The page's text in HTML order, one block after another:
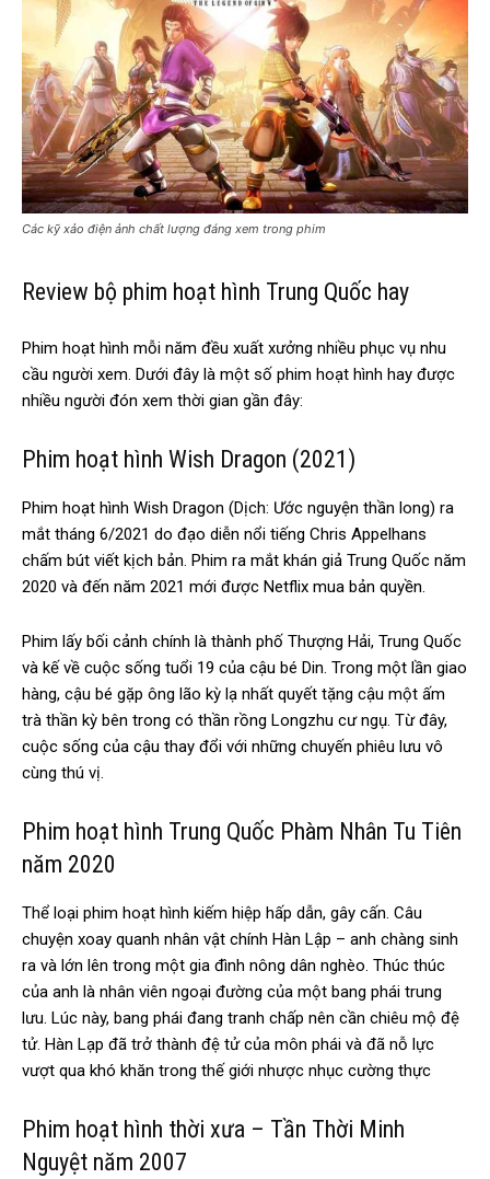
Các kỹ xảo điện ảnh chất lượng đáng xem trong phim
Review bộ phim hoạt hình Trung Quốc hay
Phim hoạt hình mỗi năm đều xuất xưởng nhiều phục vụ nhu
cầu người xem. Dưới đây là một số phim hoạt hình hay được
nhiều người đón xem thời gian gần đây:
Phim hoạt hình Wish Dragon (2021)
Phim hoạt hình Wish Dragon (Dịch: Ước nguyện thần long) ra
mắt tháng 6/2021 do đạo diễn nổi tiếng Chris Appelhans
chấm bút viết kịch bản. Phim ra mắt khán giả Trung Quốc năm
2020 và đến năm 2021 mới được Netflix mua bản quyền.
Phim lấy bối cảnh chính là thành phố Thượng Hải, Trung Quốc
và kế về cuộc sống tuổi 19 của cậu bé Din. Trong một lần giao
hàng, cậu bé gặp ông lão kỳ lạ nhất quyết tặng cậu một ấm
trà thần kỳ bên trong có thần rồng Longzhu cư ngụ. Từ đây,
cuộc sống của cậu thay đổi với những chuyến phiêu lưu vô
cùng thú vị.
Phim hoạt hình Trung Quốc Phàm Nhân Tu Tiên
năm 2020
Thể loại phim hoạt hình kiếm hiệp hấp dẫn, gây cấn. Câu
chuyện xoay quanh nhân vật chính Hàn Lập – anh chàng sinh
ra và lớn lên trong một gia đình nông dân nghèo. Thúc thúc
của anh là nhân viên ngoại đường của một bang phái trung
lưu. Lúc này, bang phái đang tranh chấp nên cần chiêu mộ đệ
tử. Hàn Lạp đã trở thành đệ tử của môn phái và đã nỗ lực
vượt qua khó khăn trong thế giới nhược nhục cường thực
Phim hoạt hình thời xưa – Tần Thời Minh
Nguyệt năm 2007